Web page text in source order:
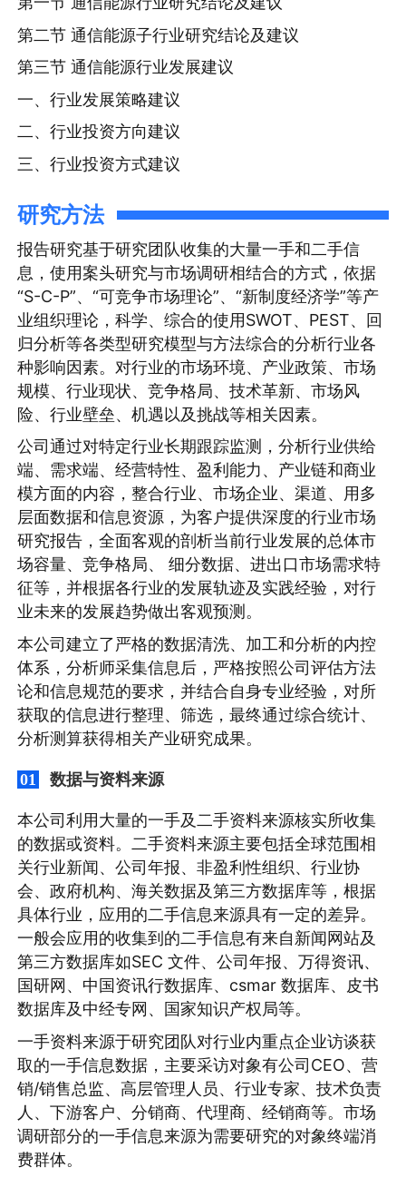
第二节 通信能源子行业研究结论及建议
第三节 通信能源行业发展建议
一、行业发展策略建议
二、行业投资方向建议
三、行业投资方式建议
研究方法
报告研究基于研究团队收集的大量一手和二手信
息，使用案头研究与市场调研相结合的方式，依据
“S-C-P”、“可竞争市场理论”、“新制度经济学”等产
业组织理论，科学、综合的使用SWOT、PEST、回
归分析等各类型研究模型与方法综合的分析行业各
种影响因素。对行业的市场环境、产业政策、市场
规模、行业现状、竞争格局、技术革新、市场风
险、行业壁垒、机遇以及挑战等相关因素。
公司通过对特定行业长期跟踪监测，分析行业供给
端、需求端、经营特性、盈利能力、产业链和商业
模方面的内容，整合行业、市场企业、渠道、用多
层面数据和信息资源，为客户提供深度的行业市场
研究报告，全面客观的剖析当前行业发展的总体市
场容量、竞争格局、 细分数据、进出口市场需求特
征等，并根据各行业的发展轨迹及实践经验，对行
业未来的发展趋势做出客观预测。
本公司建立了严格的数据清洗、加工和分析的内控
体系，分析师采集信息后，严格按照公司评估方法
论和信息规范的要求，并结合自身专业经验，对所
获取的信息进行整理、筛选，最终通过综合统计、
分析测算获得相关产业研究成果。
01 数据与资料来源
本公司利用大量的一手及二手资料来源核实所收集
的数据或资料。二手资料来源主要包括全球范围相
关行业新闻、公司年报、非盈利性组织、行业协
会、政府机构、海关数据及第三方数据库等，根据
具体行业，应用的二手信息来源具有一定的差异。
一般会应用的收集到的二手信息有来自新闻网站及
第三方数据库如SEC 文件、公司年报、万得资讯、
国研网、中国资讯行数据库、csmar 数据库、皮书
数据库及中经专网、国家知识产权局等。
一手资料来源于研究团队对行业内重点企业访谈获
取的一手信息数据，主要采访对象有公司CEO、营
销/销售总监、高层管理人员、行业专家、技术负责
人、下游客户、分销商、代理商、经销商等。市场
调研部分的一手信息来源为需要研究的对象终端消
费群体。